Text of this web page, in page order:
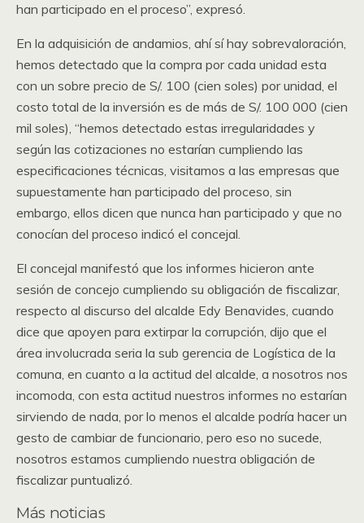
han participado en el proceso”, expresó.
En la adquisición de andamios, ahí sí hay sobrevaloración,
hemos detectado que la compra por cada unidad esta
con un sobre precio de S/. 100 (cien soles) por unidad, el
costo total de la inversión es de más de S/. 100 000 (cien
mil soles), “hemos detectado estas irregularidades y
según las cotizaciones no estarían cumpliendo las
especificaciones técnicas, visitamos a las empresas que
supuestamente han participado del proceso, sin
embargo, ellos dicen que nunca han participado y que no
conocían del proceso indicó el concejal.
El concejal manifestó que los informes hicieron ante
sesión de concejo cumpliendo su obligación de fiscalizar,
respecto al discurso del alcalde Edy Benavides, cuando
dice que apoyen para extirpar la corrupción, dijo que el
área involucrada seria la sub gerencia de Logística de la
comuna, en cuanto a la actitud del alcalde, a nosotros nos
incomoda, con esta actitud nuestros informes no estarían
sirviendo de nada, por lo menos el alcalde podría hacer un
gesto de cambiar de funcionario, pero eso no sucede,
nosotros estamos cumpliendo nuestra obligación de
fiscalizar puntualizó.
Más noticias